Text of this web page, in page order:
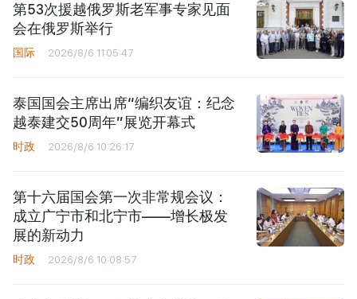
第53次援越俄罗斯老军事专家见面
会在俄罗斯举行
国际 2026/8/6 11:05:47
泰国国会主席出席“编织友谊：纪念
越泰建交50周年”展览开幕式
时政 2026/8/6 10:26:17
第十六届国会第一次非常规会议：
成立广宁市和北宁市——增长极发
展的新动力
时政 2026/8/6 10:08:57